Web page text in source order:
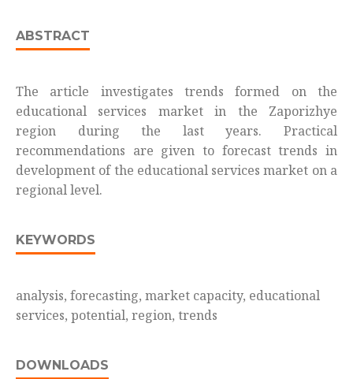
ABSTRACT
The article investigates trends formed on the
educational services market in the Zaporizhye
region during the last years. Practical
recommendations are given to forecast trends in
development of the educational services market on a
regional level.
KEYWORDS
analysis, forecasting, market capacity, educational
services, potential, region, trends
DOWNLOADS